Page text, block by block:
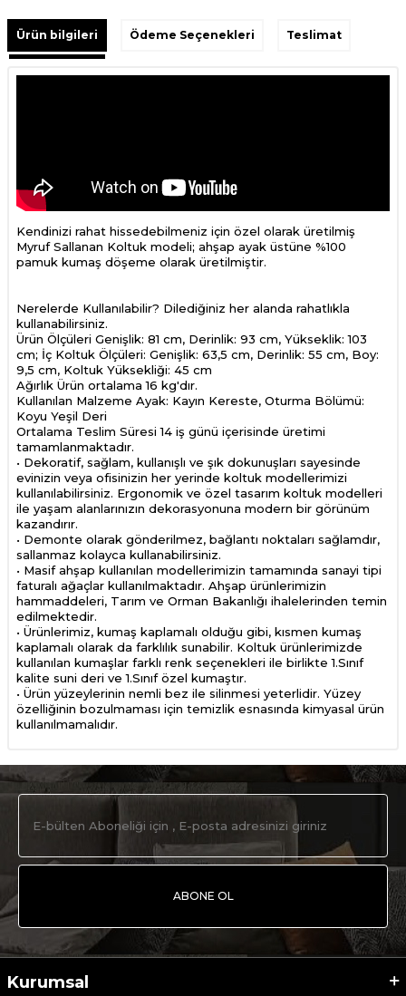
Ürün bilgileri Ödeme Seçenekleri Teslimat
Kendinizi rahat hissedebilmeniz için özel olarak üretilmiş
Myruf Sallanan Koltuk modeli; ahşap ayak üstüne %100
pamuk kumaş döşeme olarak üretilmiştir.
Nerelerde Kullanılabilir? Dilediğiniz her alanda rahatlıkla
kullanabilirsiniz.
Ürün Ölçüleri Genişlik: 81 cm, Derinlik: 93 cm, Yükseklik: 103
cm; İç Koltuk Ölçüleri: Genişlik: 63,5 cm, Derinlik: 55 cm, Boy:
9,5 cm, Koltuk Yüksekliği: 45 cm
Ağırlık Ürün ortalama 16 kg'dır.
Kullanılan Malzeme Ayak: Kayın Kereste, Oturma Bölümü:
Koyu Yeşil Deri
Ortalama Teslim Süresi 14 iş günü içerisinde üretimi
tamamlanmaktadır.
• Dekoratif, sağlam, kullanışlı ve şık dokunuşları sayesinde
evinizin veya ofisinizin her yerinde koltuk modellerimizi
kullanılabilirsiniz. Ergonomik ve özel tasarım koltuk modelleri
ile yaşam alanlarınızın dekorasyonuna modern bir görünüm
kazandırır.
• Demonte olarak gönderilmez, bağlantı noktaları sağlamdır,
sallanmaz kolayca kullanabilirsiniz.
• Masif ahşap kullanılan modellerimizin tamamında sanayi tipi
faturalı ağaçlar kullanılmaktadır. Ahşap ürünlerimizin
hammaddeleri, Tarım ve Orman Bakanlığı ihalelerinden temin
edilmektedir.
• Ürünlerimiz, kumaş kaplamalı olduğu gibi, kısmen kumaş
kaplamalı olarak da farklılık sunabilir. Koltuk ürünlerimizde
kullanılan kumaşlar farklı renk seçenekleri ile birlikte 1.Sınıf
kalite suni deri ve 1.Sınıf özel kumaştır.
• Ürün yüzeylerinin nemli bez ile silinmesi yeterlidir. Yüzey
özelliğinin bozulmaması için temizlik esnasında kimyasal ürün
kullanılmamalıdır.
ABONE OL
Kurumsal